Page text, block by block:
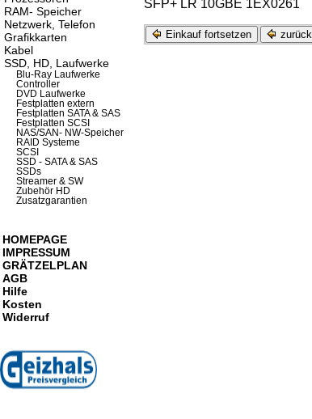
SFP+ LR 10GBE 1EX0261
Einkauf fortsetzen zurück
RAM- Speicher
Netzwerk, Telefon
Grafikkarten
Kabel
SSD, HD, Laufwerke
Blu-Ray Laufwerke
Controller
DVD Laufwerke
Festplatten extern
Festplatten SATA & SAS
Festplatten SCSI
NAS/SAN- NW-Speicher
RAID Systeme
SCSI
SSD - SATA & SAS
SSDs
Streamer & SW
Zubehör HD
Zusatzgarantien
HOMEPAGE
IMPRESSUM
GRÄTZELPLAN
AGB
Hilfe
Kosten
Widerruf